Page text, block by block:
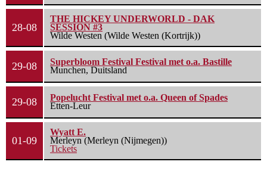
28-08
THE HICKEY UNDERWORLD - DAK
SESSION #3
Wilde Westen (Wilde Westen (Kortrijk))
29-08
Superbloom Festival Festival met o.a. Bastille
Munchen, Duitsland
29-08
Popelucht Festival met o.a. Queen of Spades
Etten-Leur
01-09
Wyatt E.
Merleyn (Merleyn (Nijmegen))
Tickets